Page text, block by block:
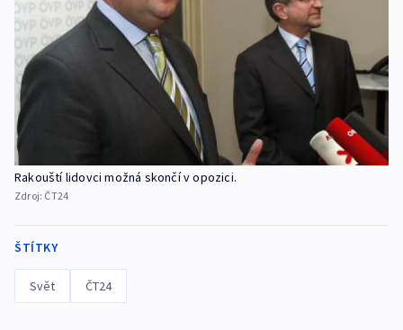
Rakouští lidovci možná skončí v opozici.
Zdroj: ČT24
ŠTÍTKY
Svět ČT24